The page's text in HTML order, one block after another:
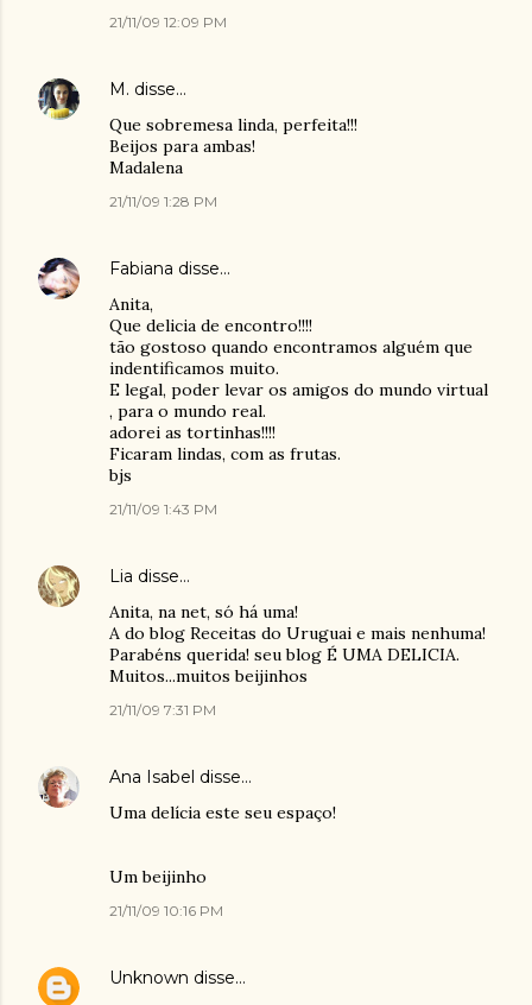
21/11/09 12:09 PM
M. disse…
Que sobremesa linda, perfeita!!!
Beijos para ambas!
Madalena
21/11/09 1:28 PM
Fabiana disse…
Anita,
Que delicia de encontro!!!!
tão gostoso quando encontramos alguém que
indentificamos muito.
E legal, poder levar os amigos do mundo virtual
, para o mundo real.
adorei as tortinhas!!!!
Ficaram lindas, com as frutas.
bjs
21/11/09 1:43 PM
Lia disse…
Anita, na net, só há uma!
A do blog Receitas do Uruguai e mais nenhuma!
Parabéns querida! seu blog É UMA DELICIA.
Muitos...muitos beijinhos
21/11/09 7:31 PM
Ana Isabel disse…
Uma delícia este seu espaço!
Um beijinho
21/11/09 10:16 PM
Unknown disse…